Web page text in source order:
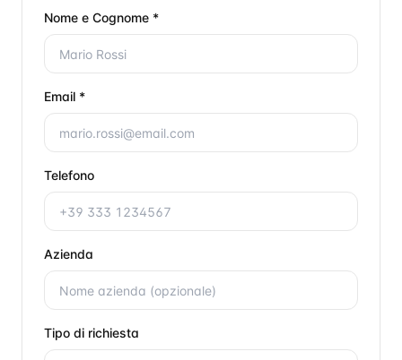
Nome e Cognome *
Email *
Telefono
Azienda
Tipo di richiesta